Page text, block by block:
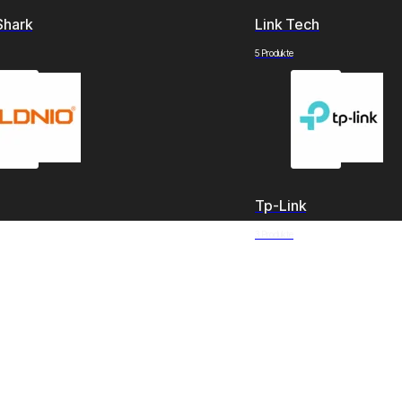
Link Tech
5 Produkte
Tp-Link